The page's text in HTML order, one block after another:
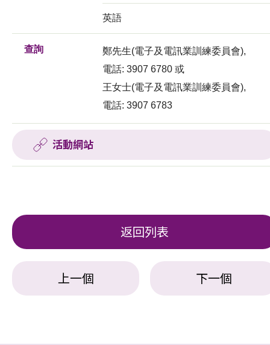
英語
查詢
鄭先生(電子及電訊業訓練委員會),
電話: 3907 6780 或
王女士(電子及電訊業訓練委員會),
電話: 3907 6783
活動網站
返回列表
上一個 下一個